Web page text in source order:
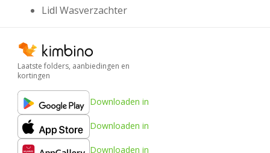
Lidl Wasverzachter
Laatste folders, aanbiedingen en
kortingen
Downloaden in
Downloaden in
Downloaden in